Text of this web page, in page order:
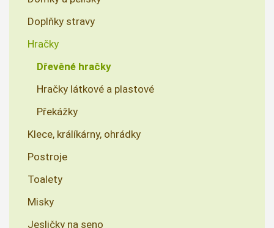
Doplňky stravy
Hračky
Dřevěné hračky
Hračky látkové a plastové
Překážky
Klece, králíkárny, ohrádky
Postroje
Toalety
Misky
Jesličky na seno